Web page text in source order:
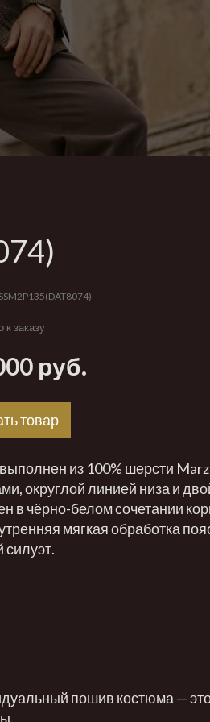
к заказу
руб.
товар
из 100% шерсти
округлой линией низа и
в чёрно-белом сочетании
мягкая обработка
силуэт.
пошив костюма — это